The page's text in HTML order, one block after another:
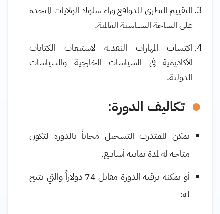
التقييم النظري للدوافع وراء سلوك الولايات المتحدة
على الساحة السياسية العالمية.
اكتساب المهارات النقدية لاستيعاب الكتابات
الأكاديمية في السياسات الخارجية والسياسات
الدولية.
تكاليف الدورة:
يمكن للمتدرب التسجيل مجاناً بالدورة لتكون
متاحة له لمدة ثمانية أسابيع.
أو يمكنه ترقية الدورة مقابل 74 دولاراً والتي تتيح
له: